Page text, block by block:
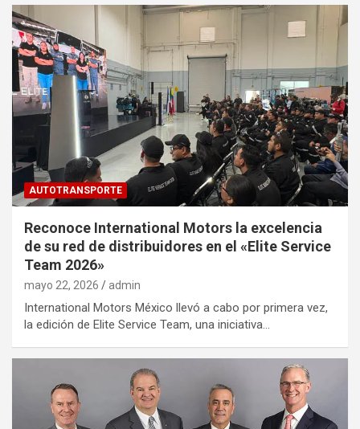
AUTOTRANSPORTE
Reconoce International Motors la excelencia
de su red de distribuidores en el «Elite Service
Team 2026»
mayo 22, 2026 admin
International Motors México llevó a cabo por primera vez,
la edición de Elite Service Team, una iniciativa…